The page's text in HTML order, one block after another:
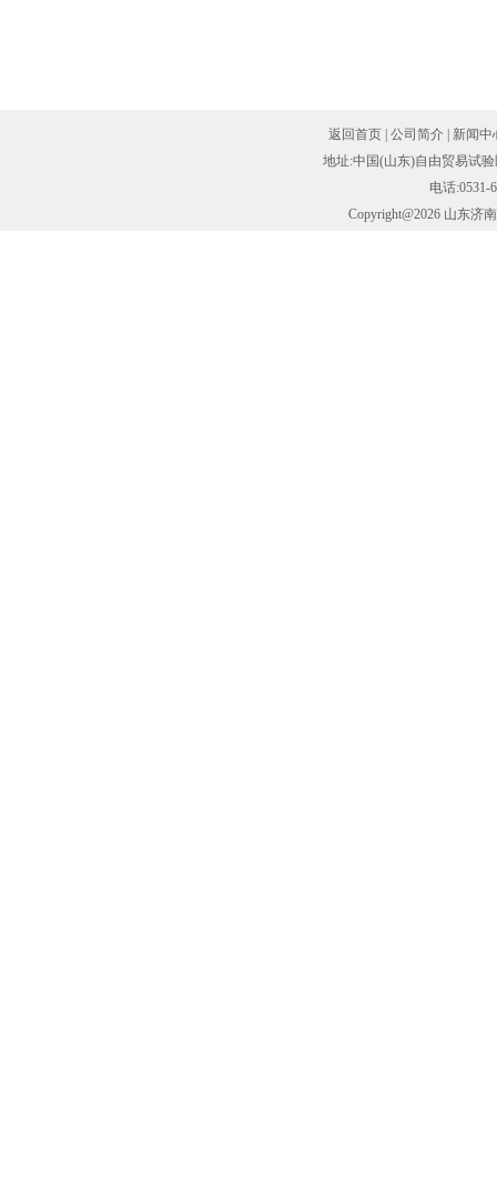
返回首页 |公司简介
新闻中
地址:中国(山东)自由贸易试
电话:0531-
Copyright@2026 山东济